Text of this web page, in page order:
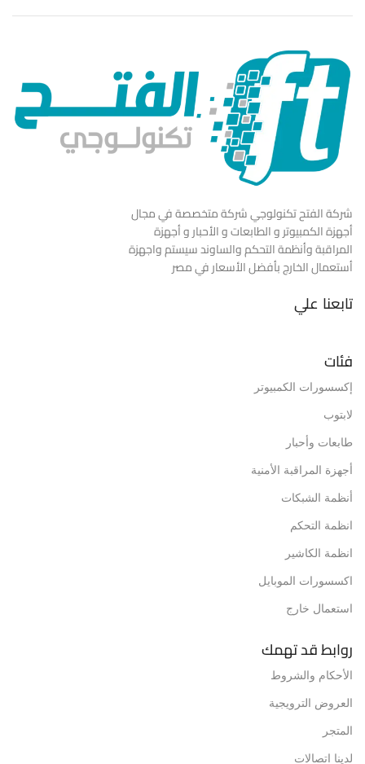
شركة الفتح تكنولوجي شركة متخصصة في مجال
أجهزة الكمبيوتر و الطابعات و الأحبار و أجهزة
المراقبة وأنظمة التحكم والساوند سيستم واجهزة
أستعمال الخارج بأفضل الأسعار في مصر
تابعنا علي
فئات
إكسسورات الكمبيوتر
لابتوب
طابعات وأحبار
أجهزة المراقبة الأمنية
أنظمة الشبكات
انظمة التحكم
انظمة الكاشير
اكسسورات الموبايل
استعمال خارج
روابط قد تهمك
الأحكام والشروط
العروض الترويجية
المتجر
لدينا اتصالات